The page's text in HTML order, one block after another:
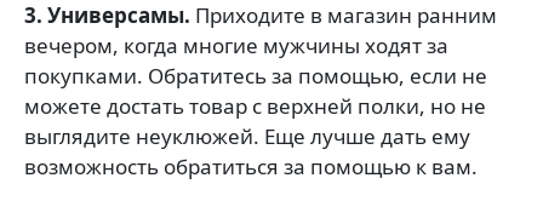
3. Универсамы. Приходите в магазин ранним
вечером, когда многие мужчины ходят за
покупками. Обратитесь за помощью, если не
можете достать товар с верхней полки, но не
выглядите неуклюжей. Еще лучше дать ему
возможность обратиться за помощью к вам.